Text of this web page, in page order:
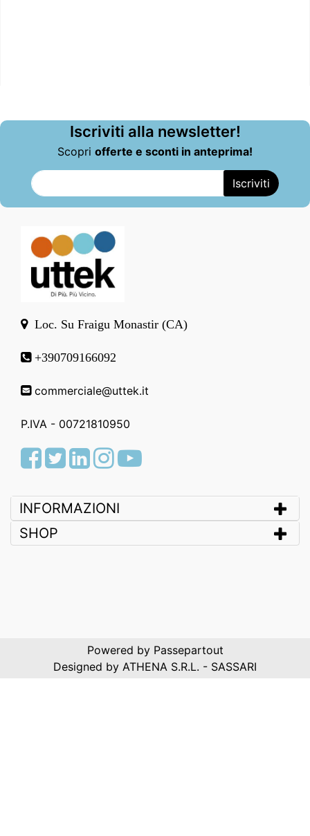
Iscriviti alla newsletter!
Scopri offerte e sconti in anteprima!
Loc. Su Fraigu Monastir (CA)
+390709166092
commerciale@uttek.it
P.IVA - 00721810950
Facebook
TwitterLinkedInInstagram
Youtube
INFORMAZIONI
SHOP
Powered by Passepartout
Designed by ATHENA S.R.L. - SASSARI